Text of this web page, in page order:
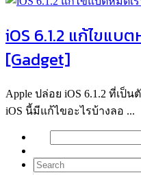
iOS 6.1.2 แก้ไขแบ
[Gadget]
Apple ปล่อย iOS 6.1.2 ที่เป็
iOS นี้มีแก้ไขอะไรบ้างลอ ...